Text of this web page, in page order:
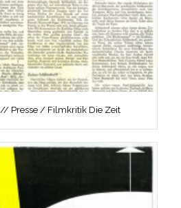
// Presse / Filmkritik Die Zeit